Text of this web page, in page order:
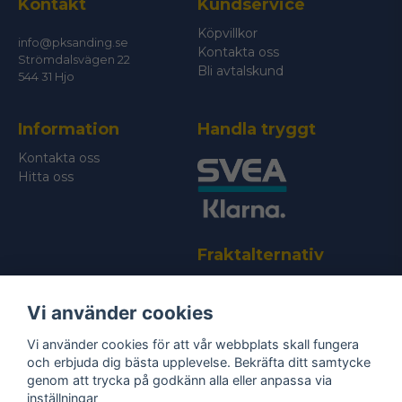
Ger jämn och kontrollerad slipyta
Användningsområden
Metallslipning
Slipning av rostfritt stål
Verkstadsarbete
Industriell bandslipning
Kontakt
info@pksanding.se
Strömdalsvägen 22
544 31 Hjo
Kundservice
Köpvillkor
Kontakta oss
Bli avtalskund
Information
Kontakta oss
Hitta oss
Handla tryggt
Fraktalternativ
Bli medlem i vårt nyhetsbrev
Vi använder cookies
Vi använder cookies för att vår webbplats skall fungera
och erbjuda dig bästa upplevelse. Bekräfta ditt samtycke
genom att trycka på godkänn alla eller anpassa via
inställningar